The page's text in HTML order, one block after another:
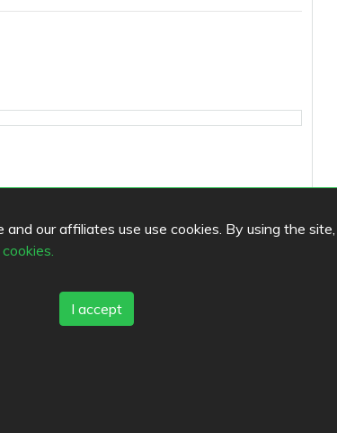
our affiliates use use cookies. By using the
I accept
Sataedu Hovi